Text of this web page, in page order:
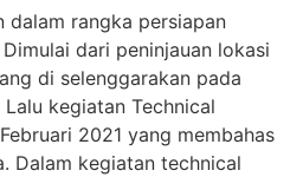
dalam rangka persiapan
dari peninjauan lokasi
di selenggarakan pada
kegiatan Technical
2021 yang membahas
Dalam kegiatan technical